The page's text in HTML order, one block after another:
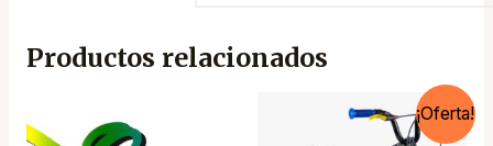
Productos relacionados
¡Oferta!